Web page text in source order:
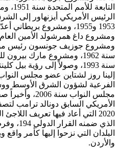
الرئيس الأمريكي أيزنهاور إلى
ومشروع جوزيف جونسون رئيس
سنة 1962، ومشروع مارك
إلينا روز لشتاين عضو مجلس
الفرعية لشؤون الشرق الأوسط
مجلس النواب
الأمريكي السابق دونالد ترامب
2020 التي أعاد فيها تعريف
الذي
البلدان التي نزحوا إليها كأمر
والأردن.